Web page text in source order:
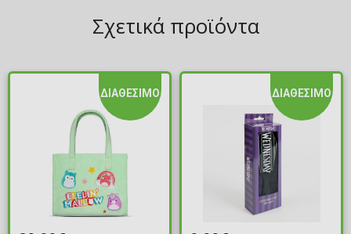
Σχετικά προϊόντα
ΔΙΑΘΕΣΙΜΟ ΔΙΑΘΕΣΙΜΟ